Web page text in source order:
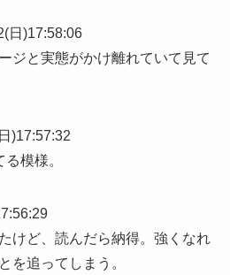
日)17:58:06
ジと実態がかけ離れていて見て
)17:57:32
模様。
けど、読んだら納得。強くなれ
を追ってしまう。